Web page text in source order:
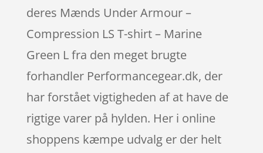
deres Mænds Under Armour –
Compression LS T-shirt – Marine
Green L fra den meget brugte
forhandler Performancegear.dk, der
har forstået vigtigheden af at have de
rigtige varer på hylden. Her i online
shoppens kæmpe udvalg er der helt